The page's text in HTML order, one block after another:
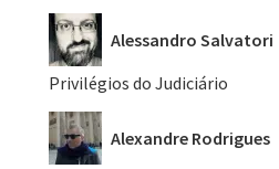
Alessandro Salvatori
Privilégios do Judiciário
Alexandre Rodrigues